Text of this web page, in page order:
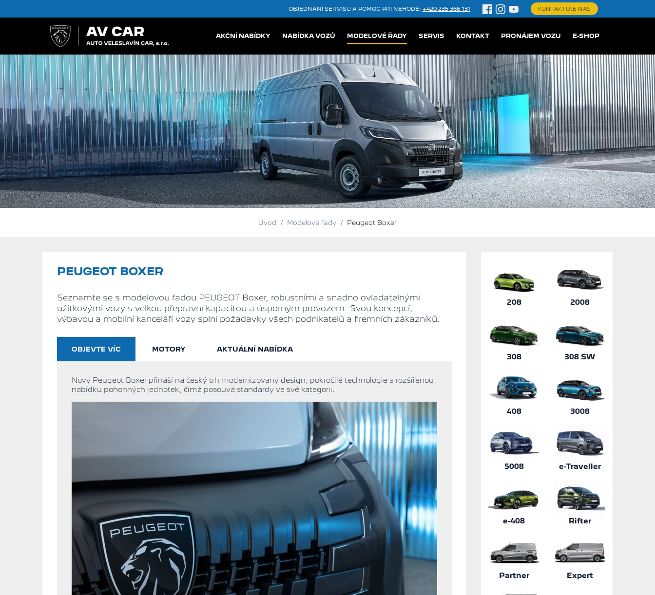
OBJEDNÁNÍ SERVISU A POMOC PŘI NEHODĚ: +420 235 366 151 KONTAKTUJE NÁS
AKČNÍ NABÍDKY NABÍDKA VOZŮ MODELOVÉ ŘADY SERVIS KONTAKT PRONÁJEM VOZU E-SHOP
Úvod / Modelové řady / Peugeot Boxer
PEUGEOT BOXER
Seznamte se s modelovou řadou PEUGEOT Boxer, robustními a snadno ovladatelnými
užitkovými vozy s velkou přepravní kapacitou a úsporným provozem. Svou koncepcí,
výbavou a mobilní kanceláří vozy splní požadavky všech podnikatelů a firemních zákazníků.
OBJEVTE VÍC MOTORY AKTUÁLNÍ NABÍDKA
Nový Peugeot Boxer přináší na český trh modernizovaný design, pokročilé technologie a rozšířenou
nabídku pohonných jednotek, čímž posouvá standardy ve své kategorii.
208 2008
308 308 SW
408 3008
5008 e-Traveller
e-408 Rifter
Partner Expert